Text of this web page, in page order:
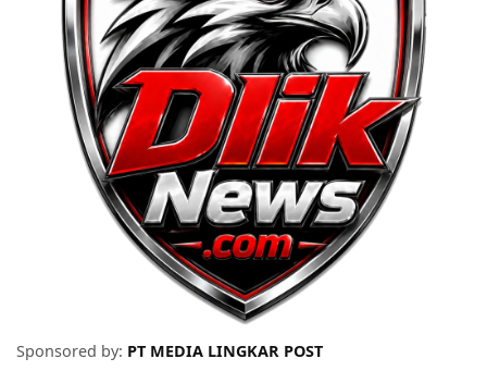
Sponsored by: PT MEDIA LINGKAR POST